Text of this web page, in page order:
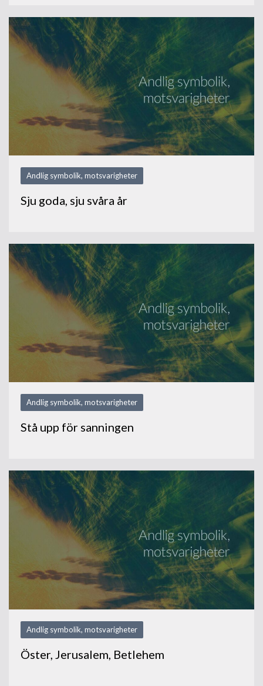
Andlig symbolik, motsvarigheter
Sju goda, sju svåra år
Andlig symbolik, motsvarigheter
Stå upp för sanningen
Andlig symbolik, motsvarigheter
Öster, Jerusalem, Betlehem